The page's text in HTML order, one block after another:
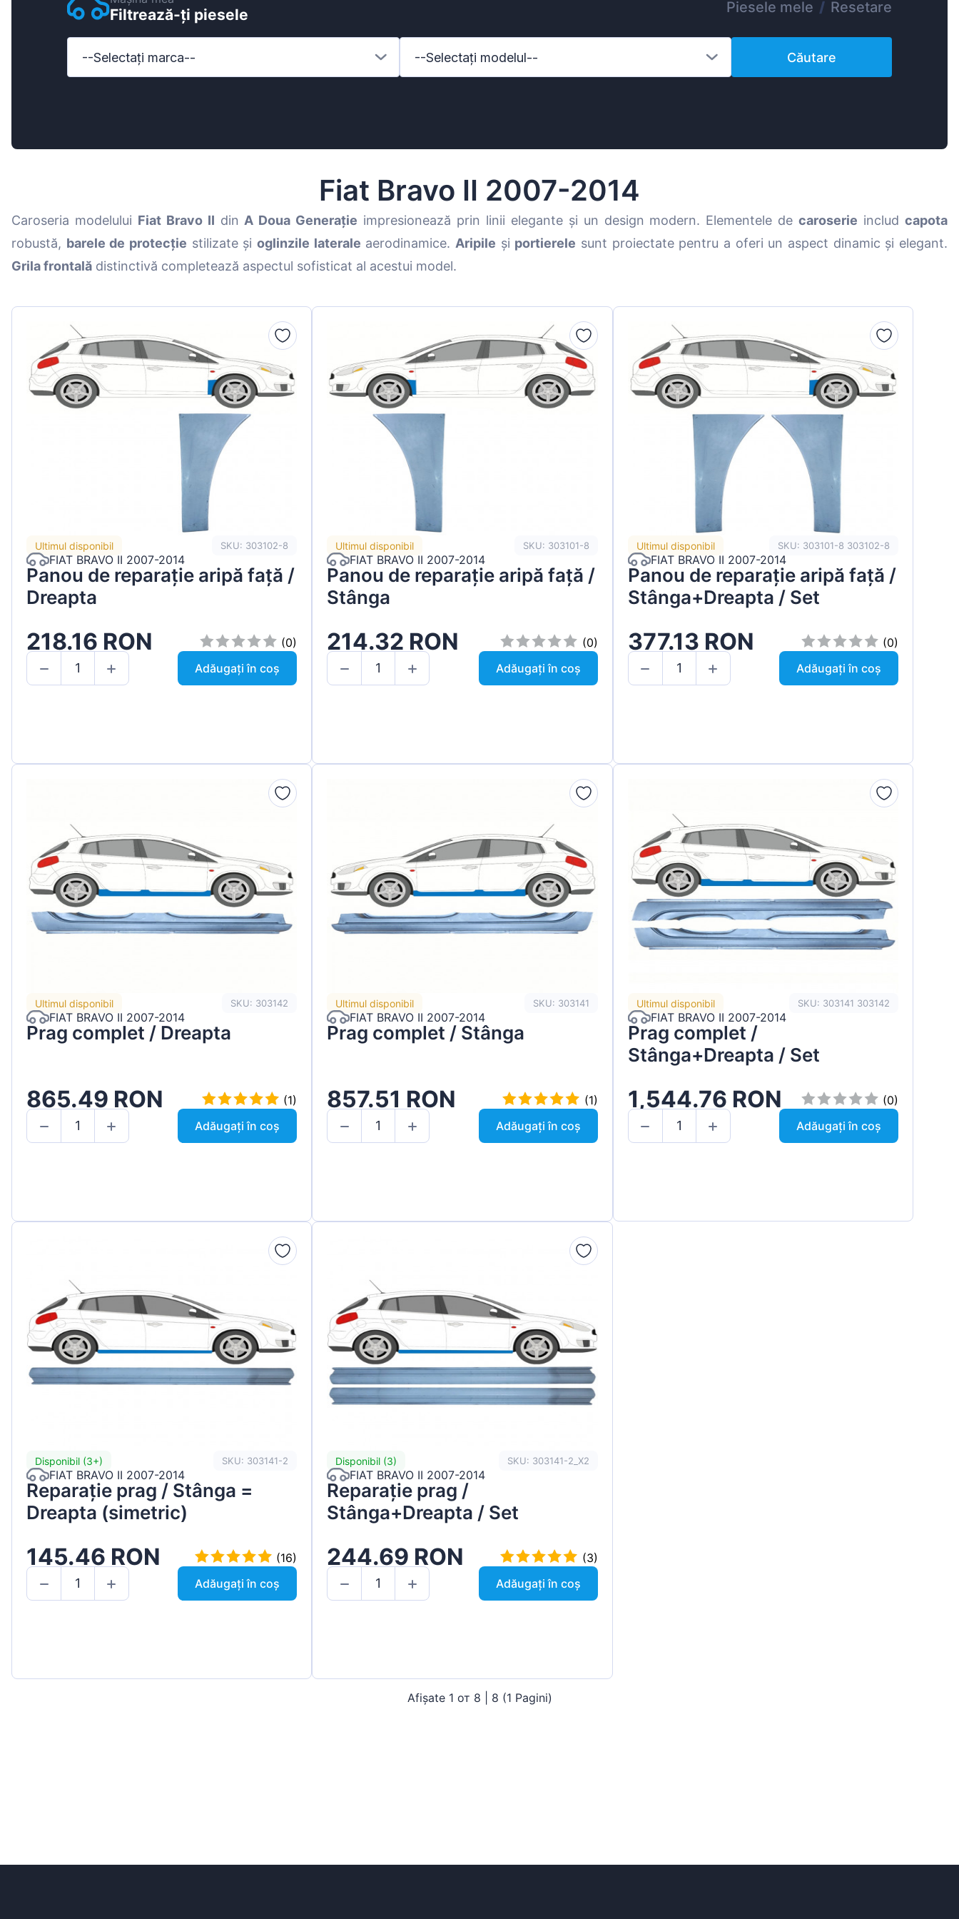
Magyar
Lietuvių
Hrvatski
Hyundai
Mazda
Mercedes-Benz
Opel Vauxhall
Peugeot
Renault
Seat
Filtrează-ți piesele Piesele mele / Resetare
--Selectați marca-- --Selectați modelul-- Căutare
Fiat Bravo II 2007-2014
Caroseria modelului Fiat Bravo II dinA Doua Generație impresionează prin linii elegante și un design modern. Elementele decaroserie includcapota
robustă, barele de protecție stilizate șioglinzile laterale aerodinamice.Aripile și portierele sunt proiectate pentru a oferi un aspect dinamic și elegant.
Grila frontală distinctivă completează aspectul sofisticat al acestui model.
Ultimul disponibil SKU: 303102-8
FIAT BRAVO II 2007-2014
Panou de reparație aripă față /
Dreapta
218.16 RON
(0)
Adăugați în coș
Ultimul disponibil SKU: 303101-8
FIAT BRAVO II 2007-2014
Panou de reparație aripă față /
Stânga
214.32 RON
(0)
Adăugați în coș
Ultimul disponibil SKU: 303101-8 303102-8
FIAT BRAVO II 2007-2014
Panou de reparație aripă față /
Stânga+Dreapta / Set
377.13 RON
(0)
Adăugați în coș
Ultimul disponibil SKU: 303142
FIAT BRAVO II 2007-2014
Prag complet / Dreapta
865.49 RON
(1)
Adăugați în coș
Ultimul disponibil SKU: 303141
FIAT BRAVO II 2007-2014
Prag complet / Stânga
857.51 RON
(1)
Adăugați în coș
Ultimul disponibil SKU: 303141 303142
FIAT BRAVO II 2007-2014
Prag complet /
Stânga+Dreapta / Set
1,544.76 RON
(0)
Adăugați în coș
Disponibil (3+) SKU: 303141-2
FIAT BRAVO II 2007-2014
Reparație prag / Stânga =
Dreapta (simetric)
145.46 RON
(16)
Adăugați în coș
Disponibil (3) SKU: 303141-2_X2
FIAT BRAVO II 2007-2014
Reparație prag /
Stânga+Dreapta / Set
244.69 RON
(3)
Adăugați în coș
Afișate 1 от 8 | 8 (1 Pagini)